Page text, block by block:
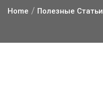
Home Полезные Статьи